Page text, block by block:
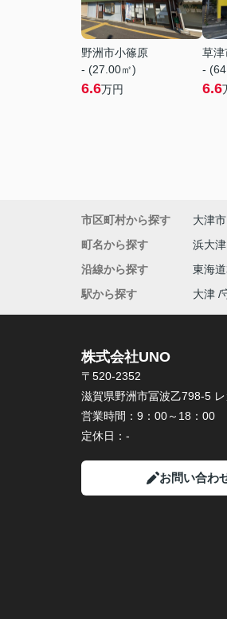
野洲市小篠原
- (27.00㎡)
6.6万円
草津
-
6.6
市区町村から探す 大津市
町名から探す
浜大津
沿線から探す
東海
駅から探す
大津
株式会社UNO
〒520-2352
滋賀県野洲市冨波乙798-5
営業時間： 9：00～18：00
定休日： -
お問い合わ